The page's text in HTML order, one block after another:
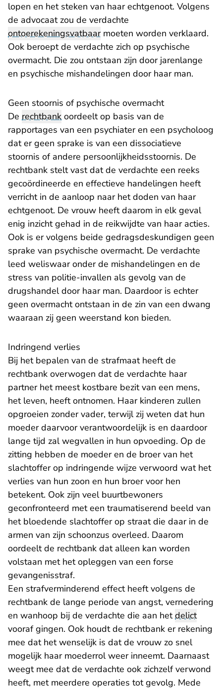
lopen en het steken van haar echtgenoot. Volgens
de advocaat zou de verdachte
ontoerekeningsvatbaarmoeten worden verklaard.
Ook beroept de verdachte zich op psychische
overmacht. Die zou ontstaan zijn door jarenlange
en psychische mishandelingen door haar man.
​Geen stoornis of psychische overmacht
De rechtbank oordeelt op basis van de
rapportages van een psychiater en een psycholoog
dat er geen sprake is van een dissociatieve
stoornis of andere persoonlijkheidsstoornis. De
rechtbank stelt vast dat de verdachte een reeks
gecoördineerde en effectieve handelingen heeft
verricht in de aanloop naar het doden van haar
echtgenoot. De vrouw heeft daarom in elk geval
enig inzicht gehad in de reikwijdte van haar acties.
Ook is er volgens beide gedragsdeskundigen geen
sprake van psychische overmacht. De verdachte
leed weliswaar onder de mishandelingen en de
stress van politie-invallen als gevolg van de
drugshandel door haar man. Daardoor is echter
geen overmacht ontstaan in de zin van een dwang
waaraan zij geen weerstand kon bieden.
​Indringend verlies
Bij het bepalen van de strafmaat heeft de
rechtbank overwogen dat de verdachte haar
partner het meest kostbare bezit van een mens,
het leven, heeft ontnomen. Haar kinderen zullen
opgroeien zonder vader, terwijl zij weten dat hun
moeder daarvoor verantwoordelijk is en daardoor
lange tijd zal wegvallen in hun opvoeding. Op de
zitting hebben de moeder en de broer van het
slachtoffer op indringende wijze verwoord wat het
verlies van hun zoon en hun broer voor hen
betekent. Ook zijn veel buurtbewoners
geconfronteerd met een traumatiserend beeld van
het bloedende slachtoffer op straat die daar in de
armen van zijn schoonzus overleed. Daarom
oordeelt de rechtbank dat alleen kan worden
volstaan met het opleggen van een forse
gevangenisstraf.
Een strafverminderend effect heeft volgens de
rechtbank de lange periode van angst, vernedering
en wanhoop bij de verdachte die aan hetdelict
vooraf gingen. Ook houdt de rechtbank er rekening
mee dat het wenselijk is dat de vrouw zo snel
mogelijk haar moederrol weer inneemt. Daarnaast
weegt mee dat de verdachte ook zichzelf verwond
heeft, met meerdere operaties tot gevolg. Mede